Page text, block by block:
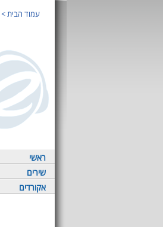
עמוד הבית>
ראשי
שירים
אקורדים